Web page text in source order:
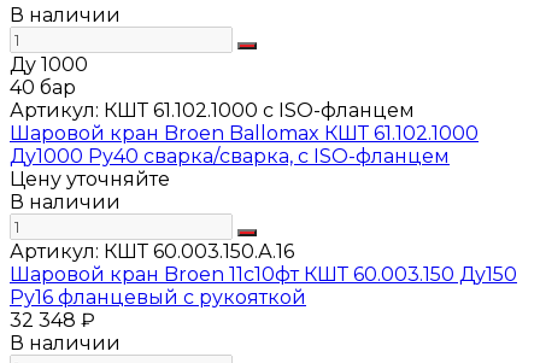
В наличии
Ду 1000
40 бар
Артикул: КШТ 61.102.1000 с ISO-фланцем
Шаровой кран Broen Ballomax КШТ 61.102.1000
Ду1000 Ру40 сварка/сварка, с ISO-фланцем
Цену уточняйте
В наличии
Артикул: КШТ 60.003.150.А.16
Шаровой кран Broen 11с10фт КШТ 60.003.150 Ду150
Ру16 фланцевый с рукояткой
32 348 ₽
В наличии